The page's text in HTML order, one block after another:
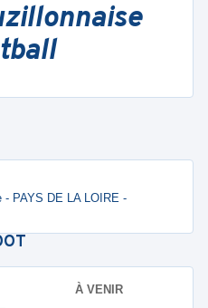
- PAYS DE LA LOIRE -
À VENIR